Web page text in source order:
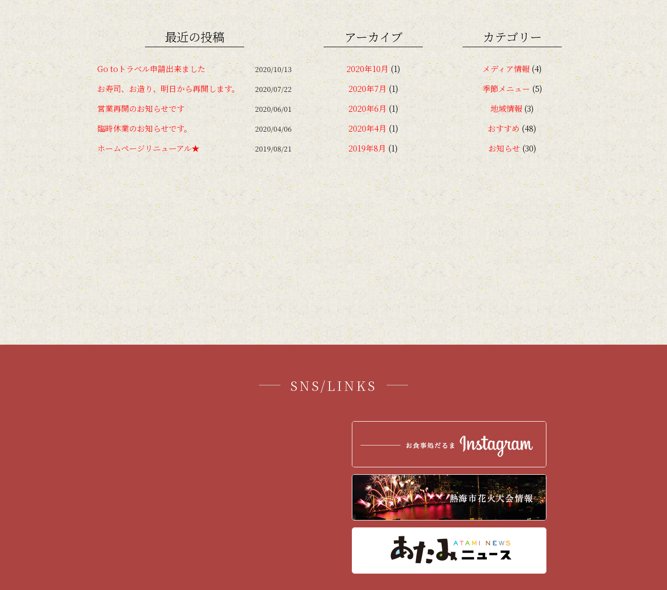
k
最近の投稿
Go toトラベル申請出来ました 2020/10/13
お寿司、お造り、明日から再開します。 2020/07/22
営業再開のお知らせです 2020/06/01
臨時休業のお知らせです。 2020/04/06
ホームページリニューアル★ 2019/08/21
アーカイブ
2020年10月 (1)
2020年7月(1)
2020年6月 (1)
2020年4月 (1)
2019年8月 (1)
2017年9月 (1)
2017年7月
(3)
2017年6月
2017年5月
2017年4月
2017年3月(1)
2017年2月 (4)
2017年1月
(1)
2016年12月(5)
2016年10月(1)
カテゴリー
メディア情報 (4)
季節メニュー (5)
地域情報 (3)
おすすめ (48)
お知らせ (30)
SNS/LINKS